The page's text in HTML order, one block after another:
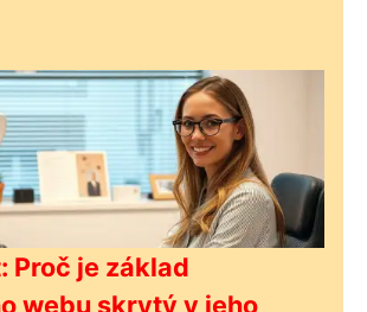
Proč je základ
webu skrytý v jeho